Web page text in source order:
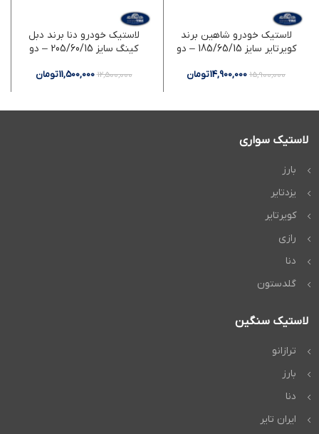
لاستیک خودرو شاهین برند
کویرتایر سایز 185/65/15 – دو
15,900,000
14,900,000تومان
لاستیک خودرو دنا برند دبل
کینگ سایز 205/60/15 – دو
12,500,000
11,500,000تومان
لاستیک سواری
بارز
یزدتایر
کویرتایر
رازی
دنا
گلدستون
لاستیک سنگین
ترازانو
بارز
دنا
ایران تایر